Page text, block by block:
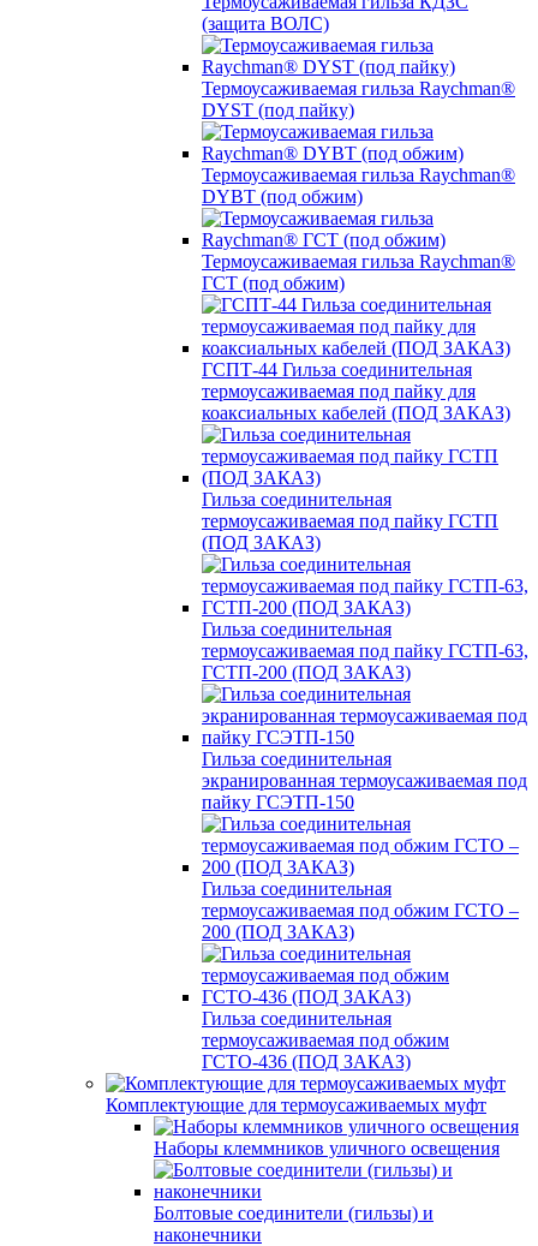
(защита ВОЛС)
Термоусаживаемая гильза Raychman®
DYST (под пайку)
Термоусаживаемая гильза Raychman®
DYBT (под обжим)
Термоусаживаемая гильза Raychman®
ГСТ (под обжим)
ГСПТ-44 Гильза соединительная
термоусаживаемая под пайку для
коаксиальных кабелей (ПОД ЗАКАЗ)
Гильза соединительная
термоусаживаемая под пайку ГСТП
(ПОД ЗАКАЗ)
Гильза соединительная
термоусаживаемая под пайку ГСТП-63,
ГСТП-200 (ПОД ЗАКАЗ)
Гильза соединительная
экранированная термоусаживаемая под
пайку ГСЭТП-150
Гильза соединительная
термоусаживаемая под обжим ГСТО –
200 (ПОД ЗАКАЗ)
Гильза соединительная
термоусаживаемая под обжим
ГСТО-436 (ПОД ЗАКАЗ)
Комплектующие для термоусаживаемых муфт
Наборы клеммников уличного освещения
Болтовые соединители (гильзы) и
наконечники